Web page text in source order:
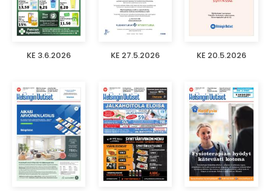
KE 3.6.2026 KE 27.5.2026 KE 20.5.2026